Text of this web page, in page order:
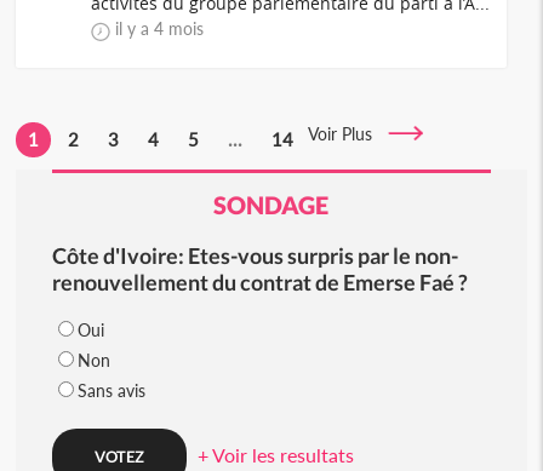
il y a 4 mois
1 2 3 4 5 ... 14 Voir Plus
SONDAGE
Côte d'Ivoire: Etes-vous surpris par le non-
renouvellement du contrat de Emerse Faé ?
Oui
Non
Sans avis
+ Voir les resultats